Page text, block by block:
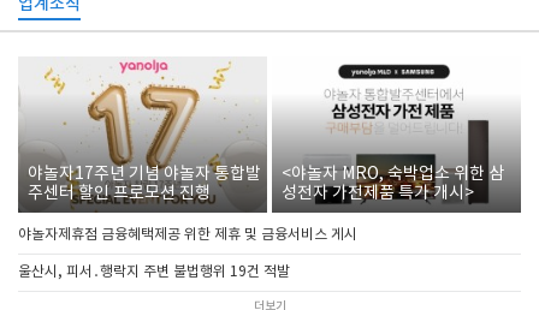
업계소식
야놀자17주년 기념 야놀자 통합발
주센터 할인 프로모션 진행
<야놀자 MRO, 숙박업소 위한 삼
성전자 가전제품 특가 개시>
야놀자제휴점 금융혜택제공 위한 제휴 및 금융서비스 게시
울산시, 피서․행락지 주변 불법행위 19건 적발
더보기